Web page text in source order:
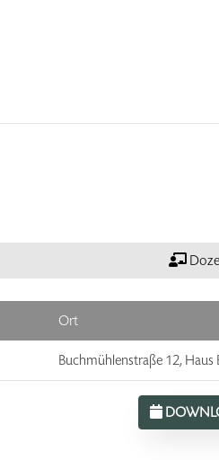
Ort
Buchmühlenstraße 12, Haus